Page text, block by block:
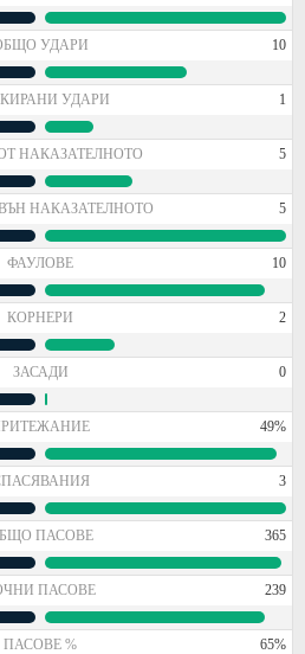
УДАРИ 10
УДАРИ 1
НАКАЗАТЕЛНОТО 5
НАКАЗАТЕЛНОТО 5
ФАУЛОВЕ 10
КОРНЕРИ 2
ЗАСАДИ 0
49%
3
ПАСОВЕ 365
ПАСОВЕ 239
ПАСОВЕ % 65%